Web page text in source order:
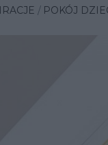
POKÓJ